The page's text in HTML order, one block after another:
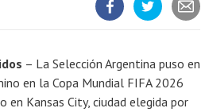
– La Selección Argentina puso en
en la Copa Mundial FIFA 2026
en Kansas City, ciudad elegida por